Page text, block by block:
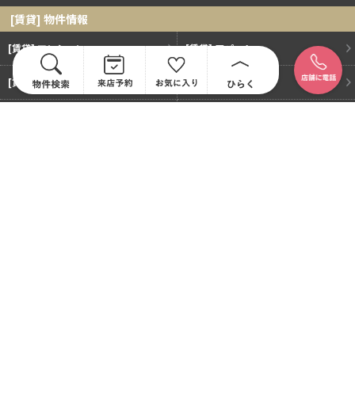
[賃貸] 物件情報
[賃貸] マンション [賃貸] アパート
[賃貸] 戸建て [賃貸] 事業用物件